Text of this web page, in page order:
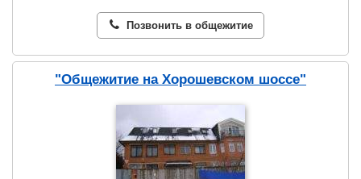
Позвонить в общежитие
"Общежитие на Хорошевском шоссе"